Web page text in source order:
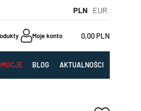
PLN EUR
Moje konto 0,00 PLN
BLOG AKTUALNOŚCI